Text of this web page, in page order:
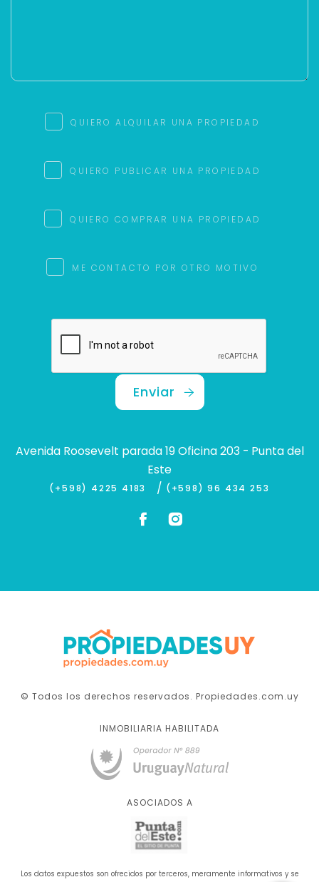
QUIERO ALQUILAR UNA PROPIEDAD
QUIERO PUBLICAR UNA PROPIEDAD
QUIERO COMPRAR UNA PROPIEDAD
ME CONTACTO POR OTRO MOTIVO
Enviar
Avenida Roosevelt parada 19 Oficina 203 - Punta del
Este
(+598) 4225 4183 / (+598) 96 434 253
© Todos los derechos reservados. Propiedades.com.uy
INMOBILIARIA HABILITADA
ASOCIADOS A
Los datos expuestos son ofrecidos por terceros, meramente informativos y se